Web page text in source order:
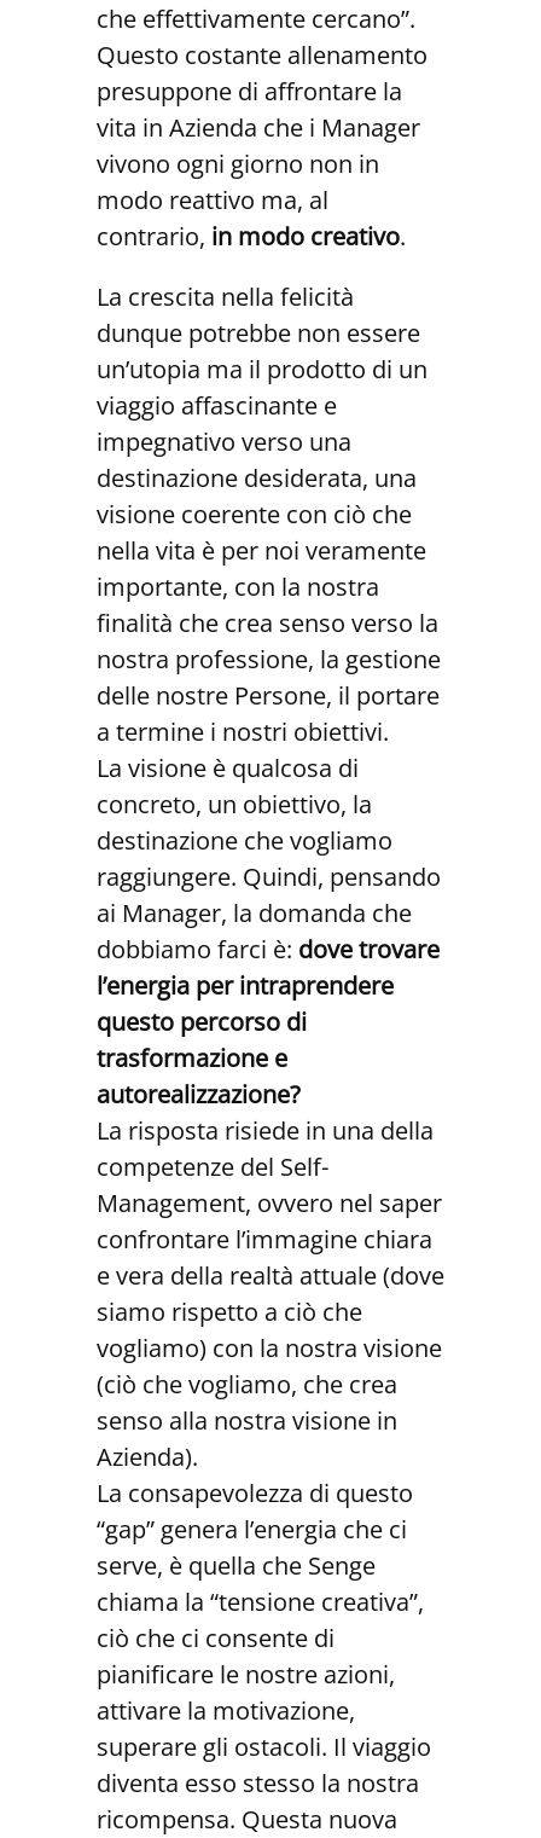
che effettivamente cercano”.
Questo costante allenamento
presuppone di affrontare la
vita in Azienda che i Manager
vivono ogni giorno non in
modo reattivo ma, al
contrario, in modo creativo.
La crescita nella felicità
dunque potrebbe non essere
un’utopia ma il prodotto di un
viaggio affascinante e
impegnativo verso una
destinazione desiderata, una
visione coerente con ciò che
nella vita è per noi veramente
importante, con la nostra
finalità che crea senso verso la
nostra professione, la gestione
delle nostre Persone, il portare
a termine i nostri obiettivi.
La visione è qualcosa di
concreto, un obiettivo, la
destinazione che vogliamo
raggiungere. Quindi, pensando
ai Manager, la domanda che
dobbiamo farci è: dove trovare
l’energia per intraprendere
questo percorso di
trasformazione e
autorealizzazione?
La risposta risiede in una della
competenze del Self-
Management, ovvero nel saper
confrontare l’immagine chiara
e vera della realtà attuale (dove
siamo rispetto a ciò che
vogliamo) con la nostra visione
(ciò che vogliamo, che crea
senso alla nostra visione in
Azienda).
La consapevolezza di questo
“gap” genera l’energia che ci
serve, è quella che Senge
chiama la “tensione creativa”,
ciò che ci consente di
pianificare le nostre azioni,
attivare la motivazione,
superare gli ostacoli. Il viaggio
diventa esso stesso la nostra
ricompensa. Questa nuova